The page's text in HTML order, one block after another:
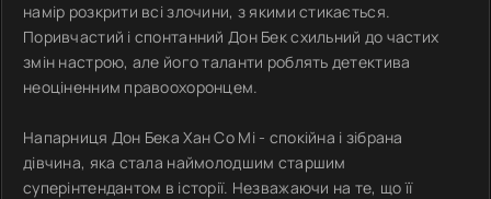
намір розкрити всі злочини, з якими стикається.
Поривчастий і спонтанний Дон Бек схильний до частих
змін настрою, але його таланти роблять детектива
неоціненним правоохоронцем.
Напарниця Дон Бека Хан Со Мі - спокійна і зібрана
дівчина, яка стала наймолодшим старшим
суперінтендантом в історії. Незважаючи на те, що її